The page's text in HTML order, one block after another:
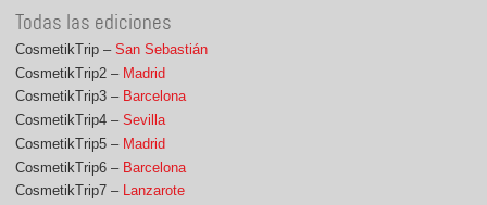
Todas las ediciones
CosmetikTrip –San Sebastián
CosmetikTrip2 – Madrid
CosmetikTrip3 – Barcelona
CosmetikTrip4 –Sevilla
CosmetikTrip5 – Madrid
CosmetikTrip6 – Barcelona
CosmetikTrip7 – Lanzarote